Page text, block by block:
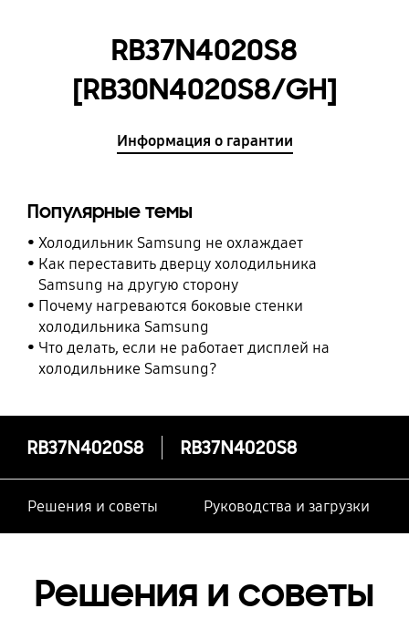
RB37N4020S8
[RB30N4020S8/GH]
Информация о гарантии
Популярные темы
Холодильник Samsung не охлаждает
Как переставить дверцу холодильника
Samsung на другую сторону
Почему нагреваются боковые стенки
холодильника Samsung
Что делать, если не работает дисплей на
холодильнике Samsung?
RB37N4020S8 RB37N4020S8
Решения и советы Руководства и загрузки
Решения и советы